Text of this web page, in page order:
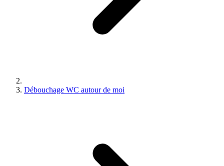
Débouchage WC autour de moi